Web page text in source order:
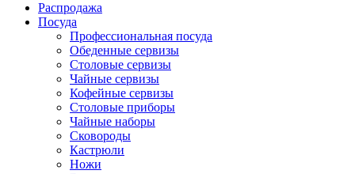
Распродажа
Посуда
Профессиональная посуда
Обеденные сервизы
Столовые сервизы
Чайные сервизы
Кофейные сервизы
Столовые приборы
Чайные наборы
Сковороды
Кастрюли
Ножи